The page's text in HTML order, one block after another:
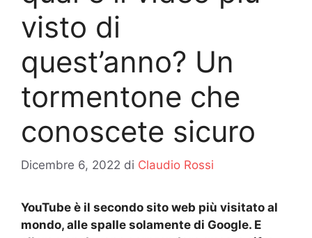
visto di
quest’anno? Un
tormentone che
conoscete sicuro
Dicembre 6, 2022 di Claudio Rossi
YouTube è il secondo sito web più visitato al
mondo, alle spalle solamente di Google. E